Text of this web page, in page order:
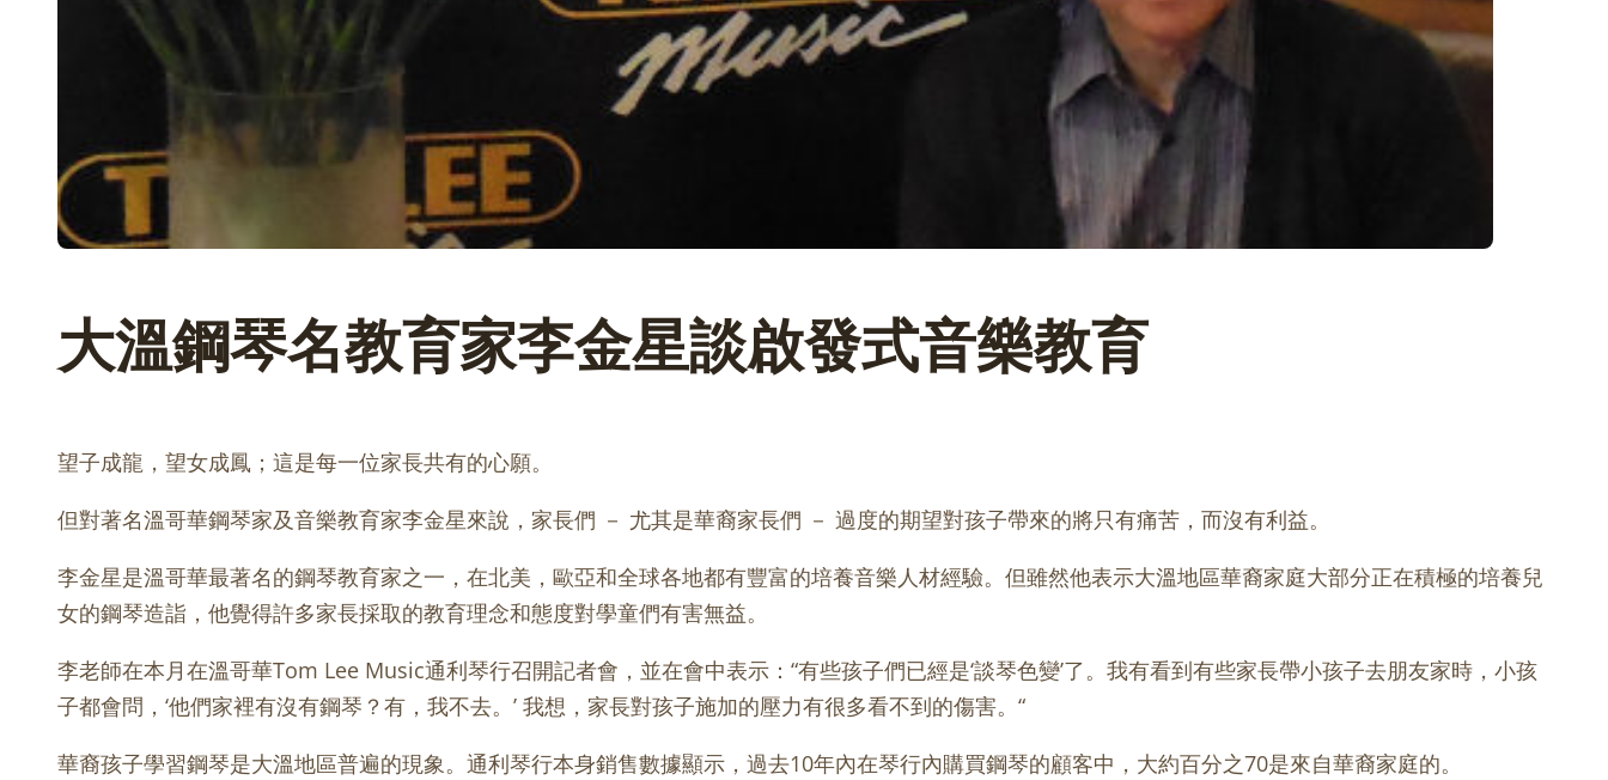
大溫鋼琴名教育家李金星談啟發式音樂教育
望子成龍，望女成鳳；這是每一位家長共有的心願。
但對著名溫哥華鋼琴家及音樂教育家李金星來說，家長們 － 尤其是華裔家長們 － 過度的期望對孩子帶來的將只有痛苦，而沒有利益。
李金星是溫哥華最著名的鋼琴教育家之一，在北美，歐亞和全球各地都有豐富的培養音樂人材經驗。但雖然他表示大溫地區華裔家庭大部分正在積極的培養兒
女的鋼琴造詣，他覺得許多家長採取的教育理念和態度對學童們有害無益。
李老師在本月在溫哥華Tom Lee Music通利琴行召開記者會，並在會中表示：“有些孩子們已經是‘談琴色變’了。我有看到有些家長帶小孩子去朋友家時，小孩
子都會問，‘他們家裡有沒有鋼琴？有，我不去。’ 我想，家長對孩子施加的壓力有很多看不到的傷害。“
華裔孩子學習鋼琴是大溫地區普遍的現象。通利琴行本身銷售數據顯示，過去10年內在琴行內購買鋼琴的顧客中，大約百分之70是來自華裔家庭的。